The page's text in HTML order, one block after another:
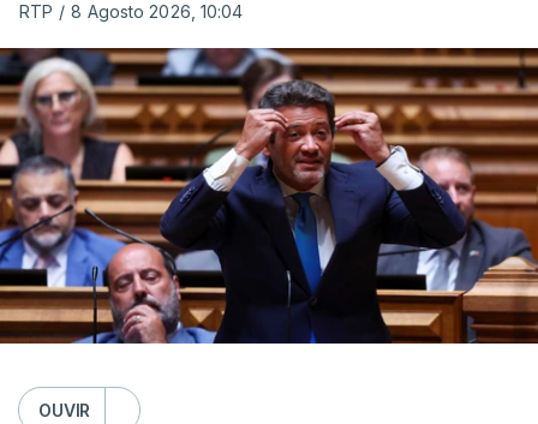
RTP / 8 Agosto 2026, 10:04
OUVIR